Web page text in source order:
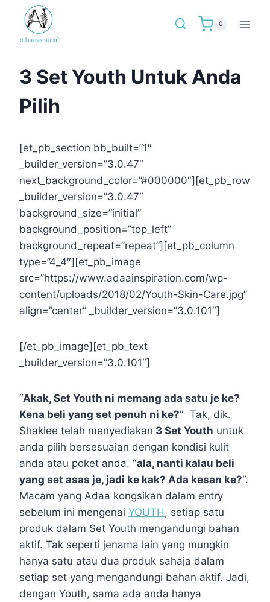
content
0
3 Set Youth Untuk Anda
Pilih
[et_pb_section bb_built=”1″
_builder_version=”3.0.47″
next_background_color=”#000000″][et_pb_row
_builder_version=”3.0.47″
background_size=”initial”
background_position=”top_left”
background_repeat=”repeat”][et_pb_column
type=”4_4″][et_pb_image
src=”https://www.adaainspiration.com/wp-
content/uploads/2018/02/Youth-Skin-Care.jpg”
align=”center” _builder_version=”3.0.101″]
[/et_pb_image][et_pb_text
_builder_version=”3.0.101″]
“Akak, Set Youth ni memang ada satu je ke?
Kena beli yang set penuh ni ke?” Tak, dik.
Shaklee telah menyediakan 3 Set Youth untuk
anda pilih bersesuaian dengan kondisi kulit
anda atau poket anda. “ala, nanti kalau beli
yang set asas je, jadi ke kak? Ada kesan ke?“.
Macam yang Adaa kongsikan dalam entry
sebelum ini mengenai YOUTH, setiap satu
produk dalam Set Youth mengandungi bahan
aktif. Tak seperti jenama lain yang mungkin
hanya satu atau dua produk sahaja dalam
setiap set yang mengandungi bahan aktif. Jadi,
dengan Youth, sama ada anda hanya